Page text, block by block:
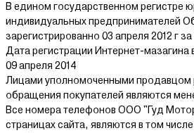
В едином государственном регистре
индивидуальных предпринимателей
зарегистрированно 03 апреля 2012 г
Дата регистрации Интернет-мазагина
09 апреля 2014
Лицами уполномоченными продавцом
обращения покупателей являются
Все номера телефонов ООО "Гуд
страницах сайта, являются в том